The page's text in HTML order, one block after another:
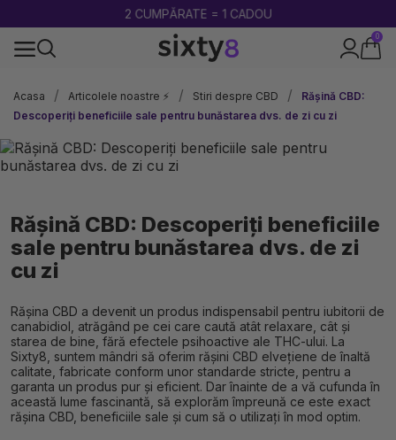
2 CUMPĂRATE = 1 CADOU
0
Acasa
Articolele noastre ⚡ Stiri despre CBD
Rășină CBD:
Descoperiți beneficiile sale pentru bunăstarea dvs. de zi cu zi
Rășină CBD: Descoperiți beneficiile
sale pentru bunăstarea dvs. de zi
cu zi
Rășina CBD a devenit un produs indispensabil pentru iubitorii de
canabidiol, atrăgând pe cei care caută atât relaxare, cât și
starea de bine, fără efectele psihoactive ale THC-ului. La
Sixty8, suntem mândri să oferim rășini CBD elvețiene de înaltă
calitate, fabricate conform unor standarde stricte, pentru a
garanta un produs pur și eficient. Dar înainte de a vă cufunda în
această lume fascinantă, să explorăm împreună ce este exact
rășina CBD, beneficiile sale și cum să o utilizați în mod optim.